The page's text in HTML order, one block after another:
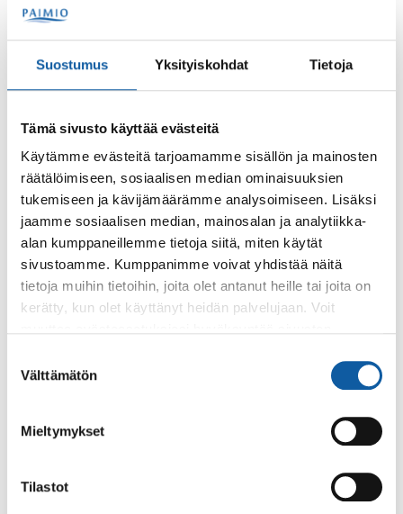
Suostumus Yksityiskohdat Tietoja
Tämä sivusto käyttää evästeitä
Käytämme evästeitä tarjoamamme sisällön ja mainosten
räätälöimiseen, sosiaalisen median ominaisuuksien
tukemiseen ja kävijämäärämme analysoimiseen. Lisäksi
jaamme sosiaalisen median, mainosalan ja analytiikka-
alan kumppaneillemme tietoja siitä, miten käytät
sivustoamme. Kumppanimme voivat yhdistää näitä
tietoja muihin tietoihin, joita olet antanut heille tai joita on
kerätty, kun olet käyttänyt heidän palvelujaan. Voit
valinta
Välttämätön
Mieltymykset
Tilastot
Käyntiosoite: Vistantie 18
Postiosoite: PL 50, 21531 PAIMIO
Sähköposti:paimio.kaupunki@paimio.fi
FacebookInstagramYoutube
Paimio-tieto
Karttapalvelu
Ruokalistat, ISS
Asiointi
Avoimet työpaikat